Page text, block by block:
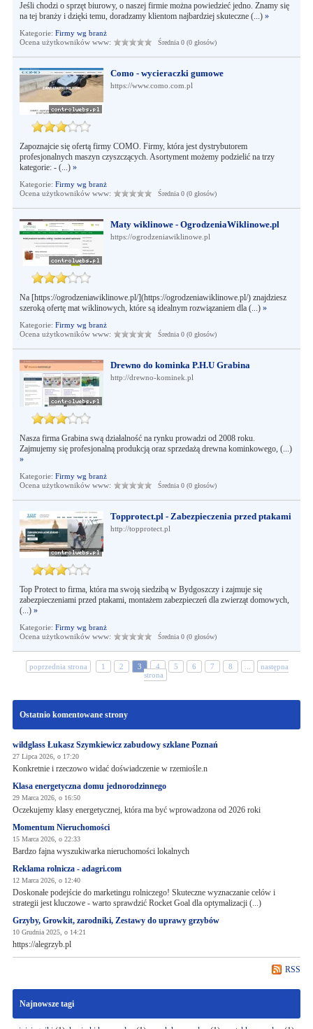
Jeśli chodzi o sprzęt biurowy, o naszej firmie można powiedzieć jedno. Znamy się
na tej branży i dzięki temu, doradzamy klientom najbardziej skuteczne (...) »
Kategorie: Firmy wg branż
Ocena użytkowników www:
Średnia 0 (0 głosów)
Como - wycieraczki gumowe
https://www.como.com.pl
Zapoznajcie się ofertą firmy COMO. Firmy, która jest dystrybutorem
profesjonalnych maszyn czyszczących. Asortyment możemy podzielić na trzy
kategorie: - (...) »
Kategorie: Firmy wg branż
Ocena użytkowników www:
Średnia 0 (0 głosów)
Maty wiklinowe - OgrodzeniaWiklinowe.pl
https://ogrodzeniawiklinowe.pl
Na [https://ogrodzeniawiklinowe.pl/](https://ogrodzeniawiklinowe.pl/) znajdziesz
szeroką ofertę mat wiklinowych, które są idealnym rozwiązaniem dla (...) »
Kategorie: Firmy wg branż
Ocena użytkowników www:
Średnia 0 (0 głosów)
Drewno do kominka P.H.U Grabina
http://drewno-kominek.pl
Nasza firma Grabina swą działalność na rynku prowadzi od 2008 roku.
Zajmujemy się profesjonalną produkcją oraz sprzedażą drewna kominkowego, (...)
»
Kategorie: Firmy wg branż
Ocena użytkowników www:
Średnia 0 (0 głosów)
Topprotect.pl - Zabezpieczenia przed ptakami
http://topprotect.pl
Top Protect to firma, która ma swoją siedzibą w Bydgoszczy i zajmuje się
zabezpieczeniami przed ptakami, montażem zabezpieczeń dla zwierząt domowych,
(...) »
Kategorie: Firmy wg branż
Ocena użytkowników www:
Średnia 0 (0 głosów)
poprzednia strona 1 2 3 4 5 6 7 8
następna
strona
Ostatnio komentowane strony
wildglass Łukasz Szymkiewicz zabudowy szklane Poznań
27 Lipca 2026, o 17:20
Konkretnie i rzeczowo widać doświadczenie w rzemiośle.n
Klasa energetyczna domu jednorodzinnego
29 Marca 2026, o 16:50
Oczekujemy klasy energetycznej, która ma być wprowadzona od 2026 roki
Momentum Nieruchomości
15 Marca 2026, o 22:33
Bardzo fajna wyszukiwarka nieruchomości lokalnych
Reklama rolnicza - adagri.com
12 Marca 2026, o 12:40
Doskonałe podejście do marketingu rolniczego! Skuteczne wyznaczanie celów i
strategii jest kluczowe - warto sprawdzić Rocket Goal dla optymalizacji (...)
Grzyby, Growkit, zarodniki, Zestawy do uprawy grzybów
10 Grudnia 2025, o 14:21
https://alegrzyb.pl
RSS
Najnowsze tagi